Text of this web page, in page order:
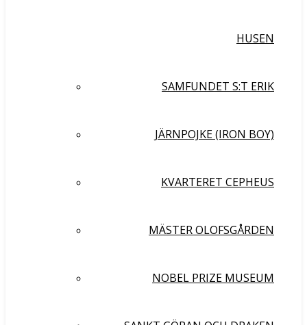
HUSEN
SAMFUNDET S:T ERIK
JÄRNPOJKE (IRON BOY)
KVARTERET CEPHEUS
MÄSTER OLOFSGÅRDEN
NOBEL PRIZE MUSEUM